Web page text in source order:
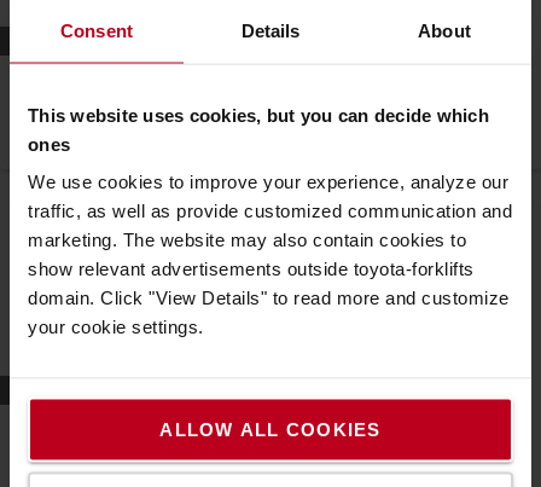
Consent Details About
This website uses cookies, but you can decide which
ones
We use cookies to improve your experience, analyze our
traffic, as well as provide customized communication and
marketing. The website may also contain cookies to
show relevant advertisements outside toyota-forklifts
domain. Click "View Details" to read more and customize
your cookie settings.
ALLOW ALL COOKIES
Prepojenie
VELUX vďaka riešeniam pre správu flotily manipulačnej
techniky od spoločnosti Toyota
Správa flotily
Spoločnosť Kuehne + Nagel Logistics používa I_Site
Explorer na správu svojej flotily